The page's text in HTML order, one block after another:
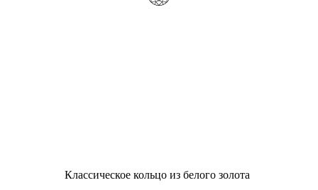
Классическое кольцо из белого золота